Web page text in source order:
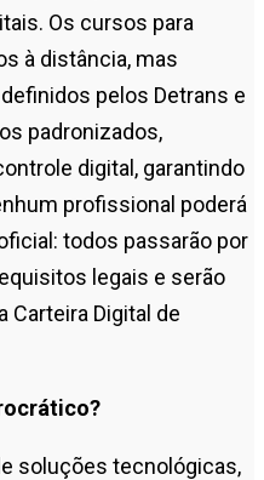
Os cursos para
à distância, mas
pelos Detrans e
padronizados,
digital, garantindo
profissional poderá
todos passarão por
legais e serão
Digital de
soluções tecnológicas,